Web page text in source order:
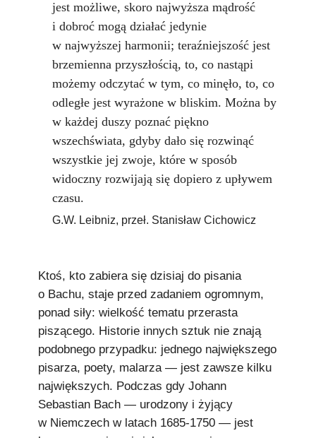
jest możliwe, skoro najwyższa mądrość
i dobroć mogą działać jedynie
w najwyższej harmonii; teraźniejszość jest
brzemienna przyszłością, to, co nastąpi
możemy odczytać w tym, co minęło, to, co
odległe jest wyrażone w bliskim. Można by
w każdej duszy poznać piękno
wszechświata, gdyby dało się rozwinąć
wszystkie jej zwoje, które w sposób
widoczny rozwijają się dopiero z upływem
czasu.
G.W. Leibniz, przeł. Stanisław Cichowicz
Ktoś, kto zabiera się dzisiaj do pisania
o Bachu, staje przed zadaniem ogromnym,
ponad siły: wielkość tematu przerasta
piszącego. Historie innych sztuk nie znają
podobnego przypadku: jednego największego
pisarza, poety, malarza — jest zawsze kilku
największych. Podczas gdy Johann
Sebastian Bach — urodzony i żyjący
w Niemczech w latach 1685-1750 — jest